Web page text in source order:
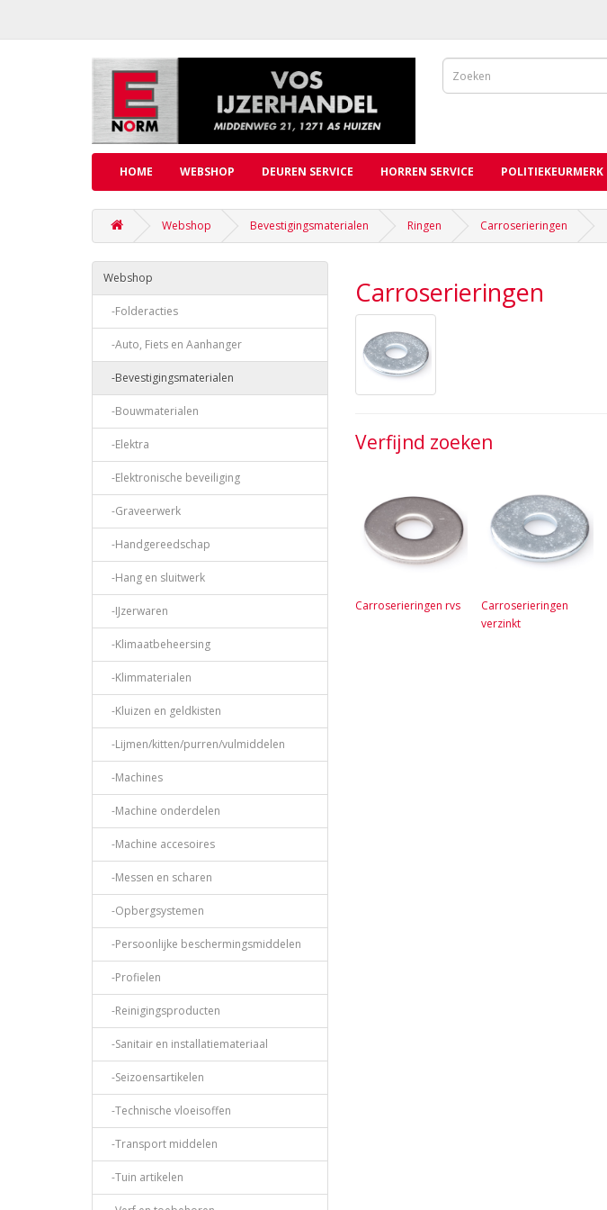
HOME WEBSHOP DEUREN SERVICE HORREN SERVICE POLITIEKEURMERK
Webshop Bevestigingsmaterialen Ringen Carroserieringen
Webshop
-Folderacties
-Auto, Fiets en Aanhanger
-Bevestigingsmaterialen
-Bouwmaterialen
-Elektra
-Elektronische beveiliging
-Graveerwerk
-Handgereedschap
-Hang en sluitwerk
-IJzerwaren
-Klimaatbeheersing
-Klimmaterialen
-Kluizen en geldkisten
-Lijmen/kitten/purren/vulmiddelen
-Machines
-Machine onderdelen
-Machine accesoires
-Messen en scharen
-Opbergsystemen
-Persoonlijke beschermingsmiddelen
-Profielen
-Reinigingsproducten
-Sanitair en installatiemateriaal
-Seizoensartikelen
-Technische vloeisoffen
-Transport middelen
-Tuin artikelen
Carroserieringen
Verfijnd zoeken
Carroserieringen rvs
Carroserieringen
verzinkt